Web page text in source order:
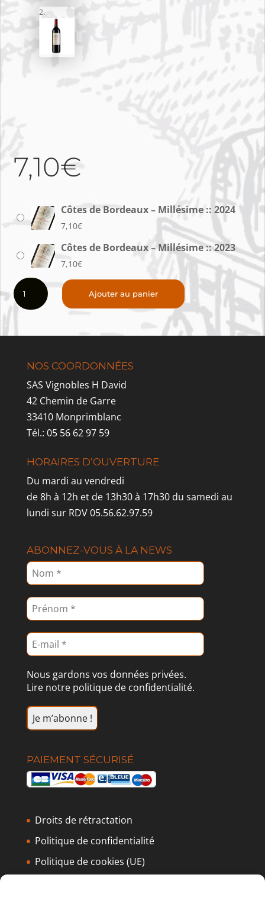
7,10€
Côtes de Bordeaux – Millésime :: 2024
7,10€
Côtes de Bordeaux – Millésime :: 2023
7,10€
quantité
de
de
Ajouter au panier
NOS COORDONNÉES
SAS Vignobles H David
42 Chemin de Garre
33410 Monprimblanc
Tél.: 05 56 62 97 59
HORAIRES D’OUVERTURE
Du mardi au vendredi
de 8h à 12h et de 13h30 à 17h30 du samedi au
lundi sur RDV 05.56.62.97.59
ABONNEZ-VOUS À LA NEWS
Nous gardons vos données privées.
Lire notre politique de confidentialité.
PAIEMENT SÉCURISÉ
Droits de rétractation
Politique de confidentialité
Politique de cookies (UE)